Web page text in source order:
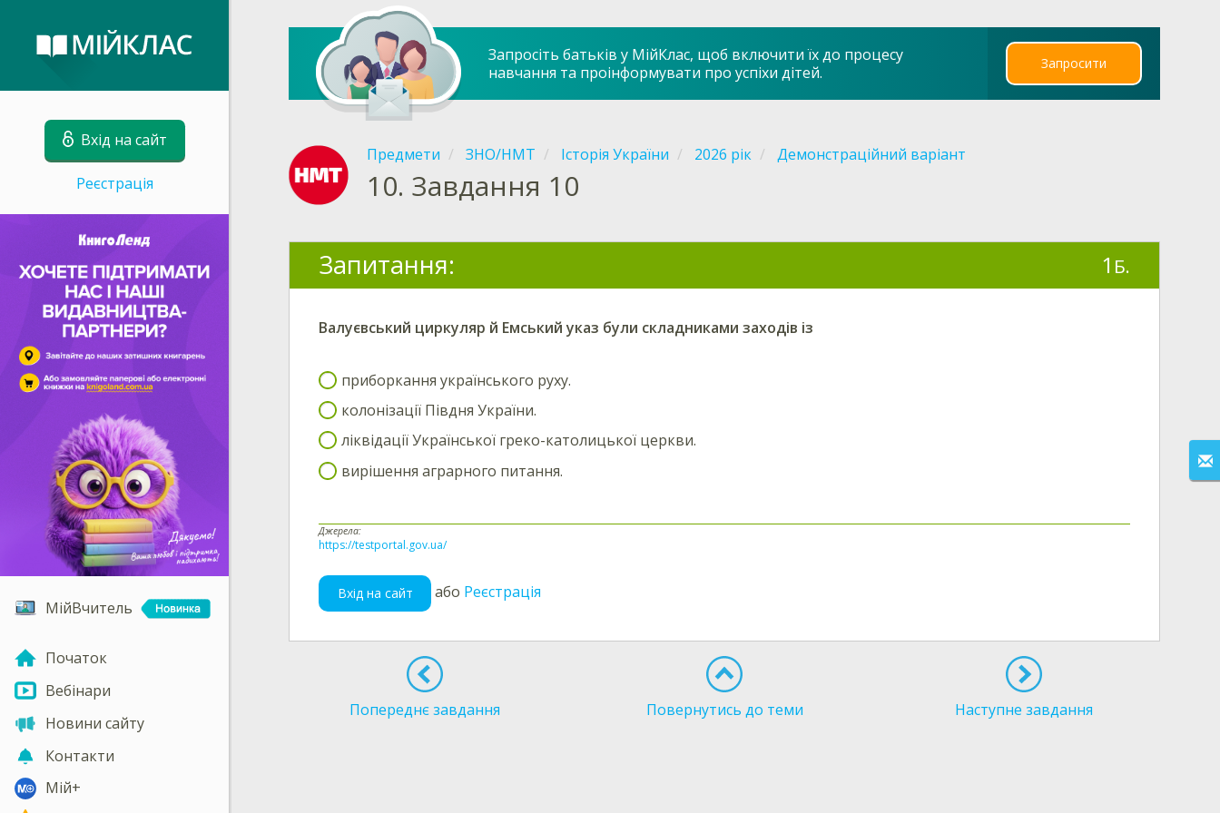
Вхід на сайт
Реєстрація
МійВчитель
Початок
Вебінари
Новини сайту
Контакти
Мій+
Запросіть батьків у МійКлас, щоб включити їх до процесу
навчання та проінформувати про успіхи дітей.
Запросити
Предмети ЗНО/НМТ Історія України 2026 рік Демонстраційний варіант
10. Завдання 10
Запитання: 1 Б.
Валуєвський циркуляр й Емський указ були складниками заходів із
приборкання українського руху.
колонізації Півдня України.
ліквідації Української греко-католицької церкви.
вирішення аграрного питання.
Джерела:
https://testportal.gov.ua/
Вхід на сайт або Реєстрація
Попереднє завдання Повернутись до теми Наступне завдання